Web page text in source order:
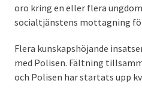
oro kring en eller flera
socialtjänstens mottagning
Flera kunskapshöjande
med Polisen. Fältning
och Polisen har startats upp